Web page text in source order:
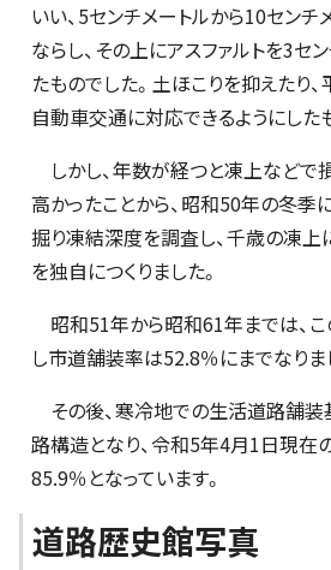
いい、5センチメートルから10セン
ならし、その上にアスファルトを3セ
たものでした。土ほこりを抑えたり
自動車交通に対応できるようにした
しかし、年数が経つと凍上などで
高かったことから、昭和50年の冬季
掘り凍結深度を調査し、千歳の凍上
を独自につくりました。
昭和51年から昭和61年までは、
し市道舗装率は52.8％にまでなりま
その後、寒冷地での生活道路舗装
路構造となり、令和5年4月1日現在
85.9％となっています。
道路歴史館写真